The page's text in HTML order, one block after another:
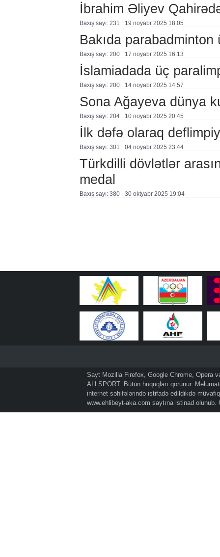
İbrahim Əliyev
Baxış sayı: 231 19 noyabr 2025 18:05
Bakıda
Baxış sayı: 200 17 noyabr 2025 16:13
İslamiadada üç
Baxış sayı: 200 14 noyabr 2025 14:57
Sona Ağayeva dünya
Baxış sayı: 204 10 noyabr 2025 20:45
İlk dəfə olaraq
Baxış sayı: 301 04 noyabr 2025 23:44
Türkdilli dövlətlər
medal
Baxış sayı: 380 30 oktyabr 2025 19:04
Sayt Mozilla Firefox, Google Chrome, Opera
ALLSPORT. Bütün hüquqları qorunur.
internet səhifələrində istifadə edildikdə
www.ehlibeyt-aka.com saytına istinad olunub.